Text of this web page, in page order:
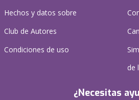
Hechos y datos sobre
Club de Autores
Condiciones de uso
de
¿Necesitas